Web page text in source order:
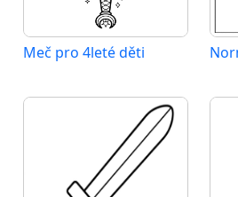
Meč pro 4leté děti